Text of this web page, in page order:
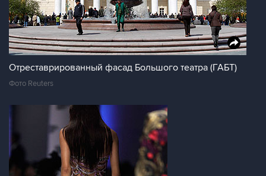
Отреставрированный фасад Большого театра (ГАБТ)
Фото Reuters